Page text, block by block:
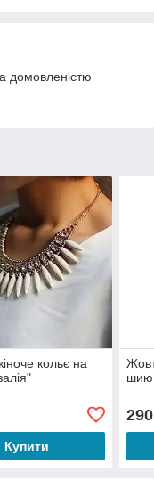
домовленістю
кольє на
Купити
шию
290